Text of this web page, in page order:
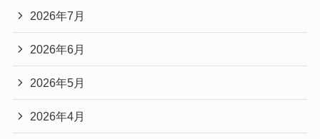
2026年7月
2026年6月
2026年5月
2026年4月